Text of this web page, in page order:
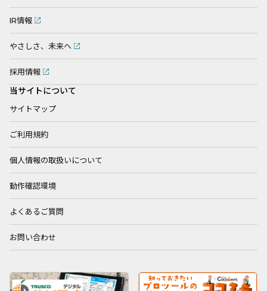
IR情報
やさしさ、未来へ
採用情報
当サイトについて
サイトマップ
ご利用規約
個人情報の取扱いについて
動作確認環境
よくあるご質問
お問い合わせ